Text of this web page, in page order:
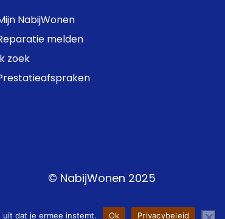
NabijWonen
melden
Ik zoek
© NabijWonen 2025
uit dat je ermee instemt. Ok Privacybeleid